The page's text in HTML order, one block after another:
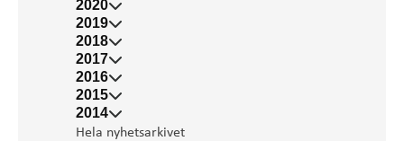
2020
2019
2018
2017
2016
2015
2014
Hela nyhetsarkivet